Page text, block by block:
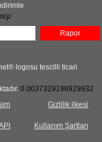
Rapor
logosu tescilli ticari
0.0037329196929932
Gizlilik ilkesi
Kullanım Şartları